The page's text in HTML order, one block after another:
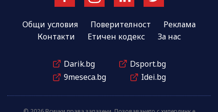
Общи условия Поверителност
Реклама
Контакти
Етичен кодекс За нас
Darik.bg
Dsport.bg
9meseca.bg
Idei.bg